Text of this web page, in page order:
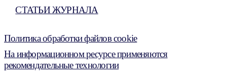
СТАТЬИ ЖУРНАЛА
Политика обработки файлов cookie
На информационном ресурсе применяются
рекомендательные технологии